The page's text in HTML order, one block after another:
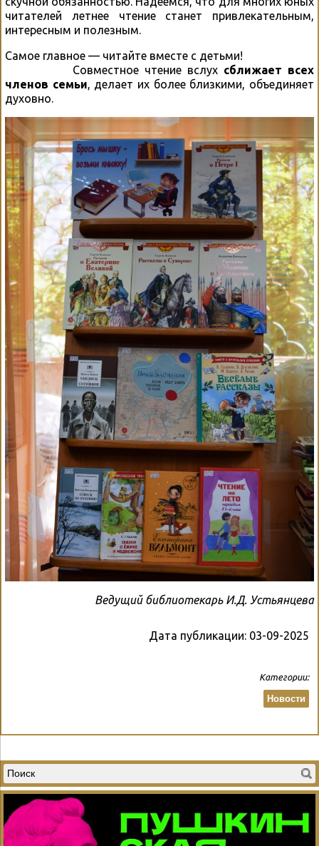
читателей летнее чтение станет привлекательным,
интересным и полезным.
Самое главное — читайте вместе с детьми!
Совместное чтение вслух сближает всех
членов семьи, делает их более близкими, объединяет
духовно.
Ведущий библиотекарь И.Д. Устьянцева
Дата публикации: 03-09-2025
Категории:
Новости